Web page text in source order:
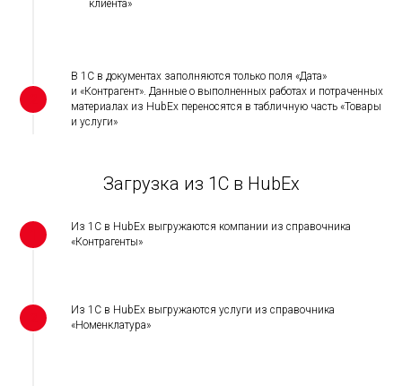
клиента»
В 1С в документах заполняются только поля «Дата»
и «Контрагент». Данные о выполненных работах и потраченных
материалах из HubEx переносятся в табличную часть «Товары
и услуги»
Загрузка из 1С в HubEx
Из 1С в HubEx выгружаются компании из справочника
«Контрагенты»
Из 1С в HubEx выгружаются услуги из справочника
«Номенклатура»